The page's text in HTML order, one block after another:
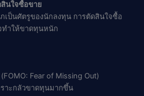
นใจซื้อขาย
เป็นศัตรูของนักลงทุน การตัดสินใจซื้อ
ำให้ขาดทุนหนัก
Fear of Missing Out)
าะกลัวขาดทุนมากขึ้น